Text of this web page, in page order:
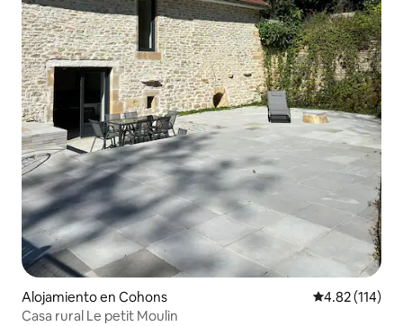
Alojamiento en Cohons Calificación
4.82 (114)
Casa rural Le petit Moulin